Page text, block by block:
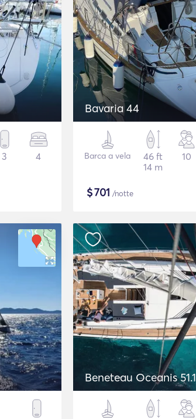
3 4
Bavaria 44
Barca a vela
46 ft
14 m
10
$701 /notte
Beneteau Oceanis 51.1